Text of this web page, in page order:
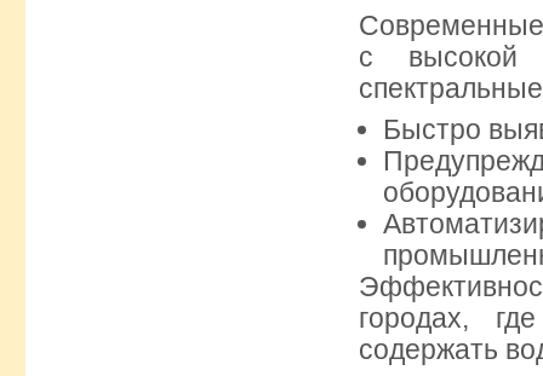
с высокой
Быстро
городах,
содержать